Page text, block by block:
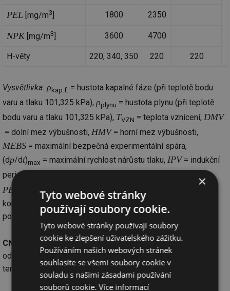
PEL [mg/m3 1800 2350
NPK[mg/m3 3600 4700
H-věty 220, 340, 350 220 220
Vysvětlivka: ρ kap.f. = hustota kapalné fáze (při teplotě bodu
varu a tlaku 101,325 kPa), ρplynu = hustota plynu (při teplotě
bodu varu a tlaku 101,325 kPa), TVZN = teplota vznícení, DMV
= dolní mez výbušnosti, HMV= horní mez výbušnosti,
MEBS = maximální bezpečná experimentální spára,
(dp/dt)max = maximální rychlost nárůstu tlaku, IPV= indukční
perioda výbuchu,
PEL = přípustný expoziční limit, NPK
koncentrace. Všechny tyto charakteristiky jsou stanovovány
podle platných zkušebních norem, viz např. [20]–[23].
CNG
je plněn do tlakových lahví pod tlakem do 200 bar. Je
odorizován obvykle tetrahydrothio-fenem (0,0003 %) nebo
terc.-butylmerkaptanem (0,0003 %).
×
Tyto webové stránky
používají soubory cookie.
Tyto webové stránky používají soubory
cookie ke zlepšení uživatelského zážitku.
Používáním našich webových stránek
souhlasíte se všemi soubory cookie v
souladu s našimi zásadami používání
souborů cookie.Více informací